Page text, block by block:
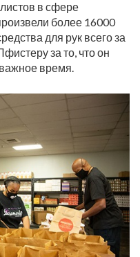
в сфере
более 16000
для рук всего за
за то, что он
время.